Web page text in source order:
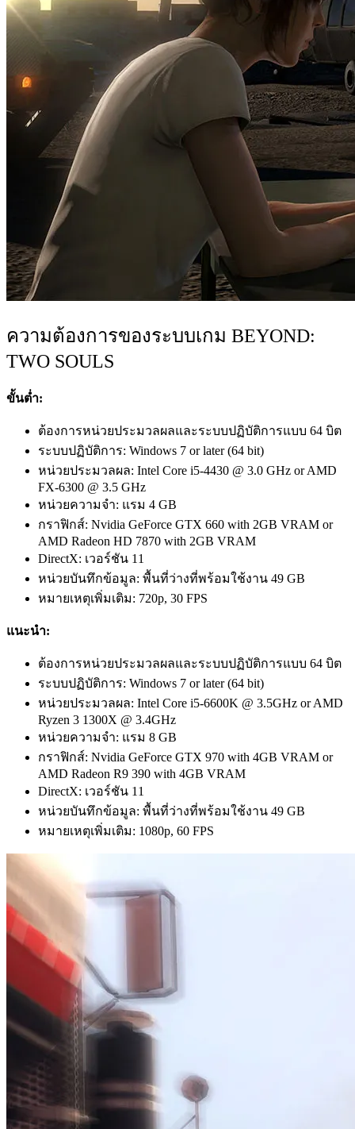
ความต้องการของระบบเกม BEYOND:
TWO SOULS
ขั้นต่ำ:
ต้องการหน่วยประมวลผลและระบบปฏิบัติการแบบ 64 บิต
ระบบปฏิบัติการ: Windows 7 or later (64 bit)
หน่วยประมวลผล: Intel Core i5-4430 @ 3.0 GHz or AMD
FX-6300 @ 3.5 GHz
หน่วยความจำ: แรม 4 GB
กราฟิกส์: Nvidia GeForce GTX 660 with 2GB VRAM or
AMD Radeon HD 7870 with 2GB VRAM
DirectX: เวอร์ชัน 11
หน่วยบันทึกข้อมูล: พื้นที่ว่างที่พร้อมใช้งาน 49 GB
หมายเหตุเพิ่มเติม: 720p, 30 FPS
แนะนำ:
ต้องการหน่วยประมวลผลและระบบปฏิบัติการแบบ 64 บิต
ระบบปฏิบัติการ: Windows 7 or later (64 bit)
หน่วยประมวลผล: Intel Core i5-6600K @ 3.5GHz or AMD
Ryzen 3 1300X @ 3.4GHz
หน่วยความจำ: แรม 8 GB
กราฟิกส์: Nvidia GeForce GTX 970 with 4GB VRAM or
AMD Radeon R9 390 with 4GB VRAM
DirectX: เวอร์ชัน 11
หน่วยบันทึกข้อมูล: พื้นที่ว่างที่พร้อมใช้งาน 49 GB
หมายเหตุเพิ่มเติม: 1080p, 60 FPS